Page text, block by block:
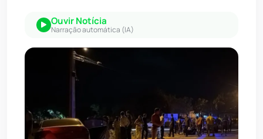
Ouvir Notícia
Narração automática (IA)